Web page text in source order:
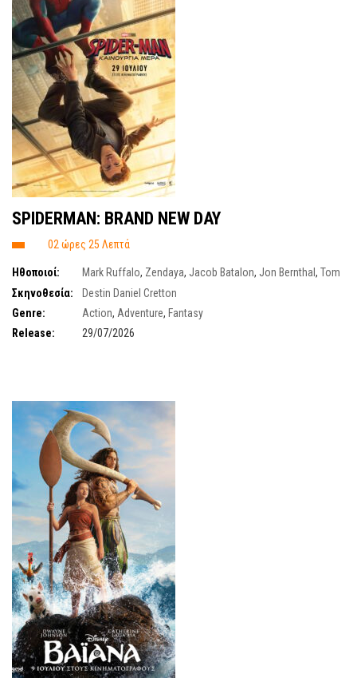
SPIDERMAN: BRAND NEW DAY
02 ώρες 25 Λεπτά
Ηθοποιοί: Mark Ruffalo, Zendaya, Jacob Batalon, Jon Bernthal , Tom
Holland,Sadie Sink,Tramell Tillman,Michael Mando
Σκηνοθεσία:
Destin Daniel Cretton
Genre:
Action, Adventure, Fantasy
Release:
29/07/2026